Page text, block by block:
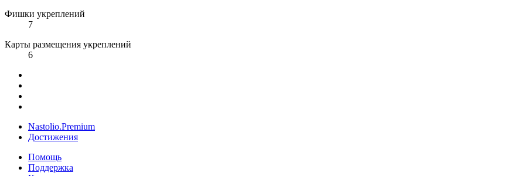
Фишки укреплений
7
Карты размещения укреплений
6
Nastolio.Premium
Достижения
Помощь
Поддержка